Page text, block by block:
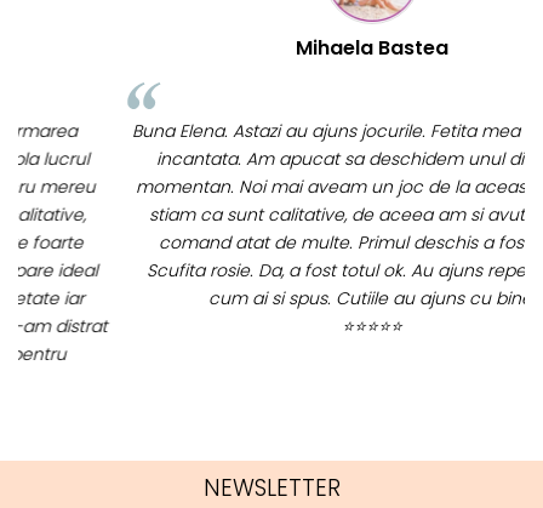
Mihaela Bastea
Buna Elena. Astazi au ajuns jocurile. Fetita mea este super
incantata. Am apucat sa deschidem unul dintre ele
momentan. Noi mai aveam un joc de la aceasta firma si
stiam ca sunt calitative, de aceea am si avut curaj sa
comand atat de multe. Primul deschis a fost cel cu
Scufita rosie. Da, a fost totul ok. Au ajuns repede, dupa
cum ai si spus. Cutiile au ajuns cu bine.
NEWSLETTER